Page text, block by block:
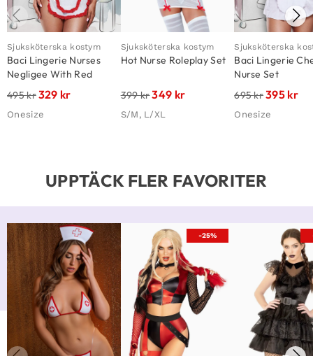
Sjuksköterska kostym
Baci Lingerie Nurses
Negligee With Red
Details And Hat
495kr329 kr
Onesize
Sjuksköterska kostym
Hot Nurse Roleplay Set
399kr349 kr
S/M, L/XL
Sjuksköterska
Baci Lingerie
Nurse Set
695kr395 kr
Onesize
UPPTÄCK FLER FAVORITER
-25%